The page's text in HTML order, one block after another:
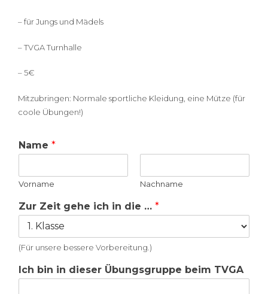
– für Jungs und Mädels
– TVGA Turnhalle
– 5€
Mitzubringen: Normale sportliche Kleidung, eine Mütze (für
coole Übungen!)
Name *
Vorname Nachname
Zur Zeit gehe ich in die … *
(Für unsere bessere Vorbereitung.)
Ich bin in dieser Übungsgruppe beim TVGA